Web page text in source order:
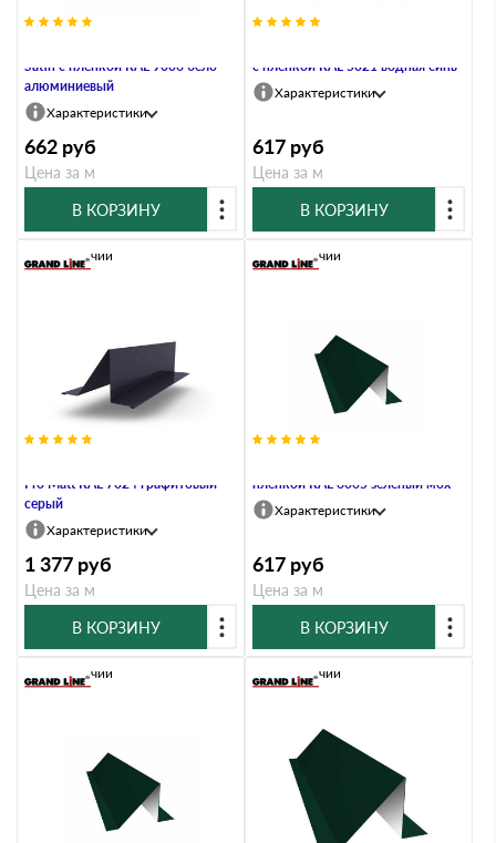
Satin с пленкой RAL 9006 бело-
алюминиевый
Характеристики
662 руб
Цена за м
В КОРЗИНУ
с пленкой RAL 5021 водная синь
Характеристики
617 руб
Цена за м
В КОРЗИНУ
Pro Matt RAL 7024 графитовый
серый
В наличии
Характеристики
1 377 руб
Цена за м
В КОРЗИНУ
пленкой RAL 6005 зеленый мох
В наличии
Характеристики
617 руб
Цена за м
В КОРЗИНУ
В наличии В наличии